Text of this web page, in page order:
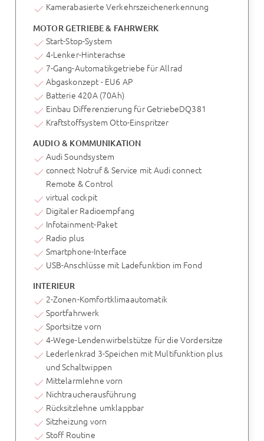
Kamerabasierte Verkehrszeichenerkennung
MOTOR GETRIEBE & FAHRWERK
Start-Stop-System
4-Lenker-Hinterachse
7-Gang-Automatikgetriebe für Allrad
Abgaskonzept - EU6 AP
Batterie 420A (70Ah)
Einbau Differenzierung für GetriebeDQ381
Kraftstoffsystem Otto-Einspritzer
AUDIO & KOMMUNIKATION
Audi Soundsystem
connect Notruf & Service mit Audi connect
Remote & Control
virtual cockpit
Digitaler Radioempfang
Infotainment-Paket
Radio plus
Smartphone-Interface
USB-Anschlüsse mit Ladefunktion im Fond
INTERIEUR
2-Zonen-Komfortklimaautomatik
Sportfahrwerk
Sportsitze vorn
4-Wege-Lendenwirbelstütze für die Vordersitze
Lederlenkrad 3-Speichen mit Multifunktion plus
und Schaltwippen
Mittelarmlehne vorn
Nichtraucherausführung
Rücksitzlehne umklappbar
Sitzheizung vorn
Stoff Routine